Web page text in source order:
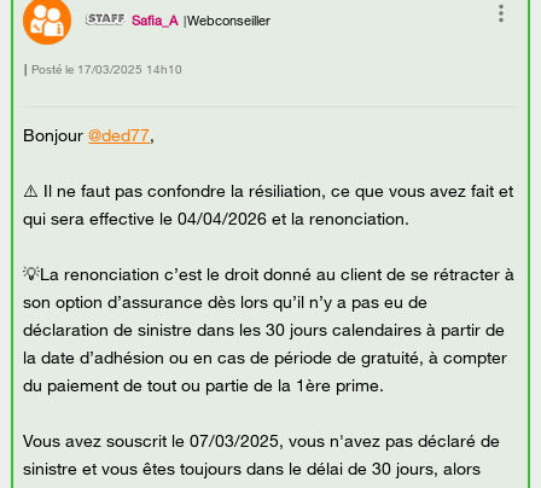
Safia_A Webconseiller
Posté le ‎17/03/2025 14h10
Bonjour@ded77,
⚠️ Il ne faut pas confondre la résiliation, ce que vous avez fait et
qui sera effective le 04/04/2026 et la renonciation.
💡La renonciation c’est le droit donné au client de se rétracter à
son option d’assurance dès lors qu’il n’y a pas eu de
déclaration de sinistre dans les 30 jours calendaires à partir de
la date d’adhésion ou en cas de période de gratuité, à compter
du paiement de tout ou partie de la 1ère prime.
Vous avez souscrit le 07/03/2025, vous n'avez pas déclaré de
sinistre et vous êtes toujours dans le délai de 30 jours, alors